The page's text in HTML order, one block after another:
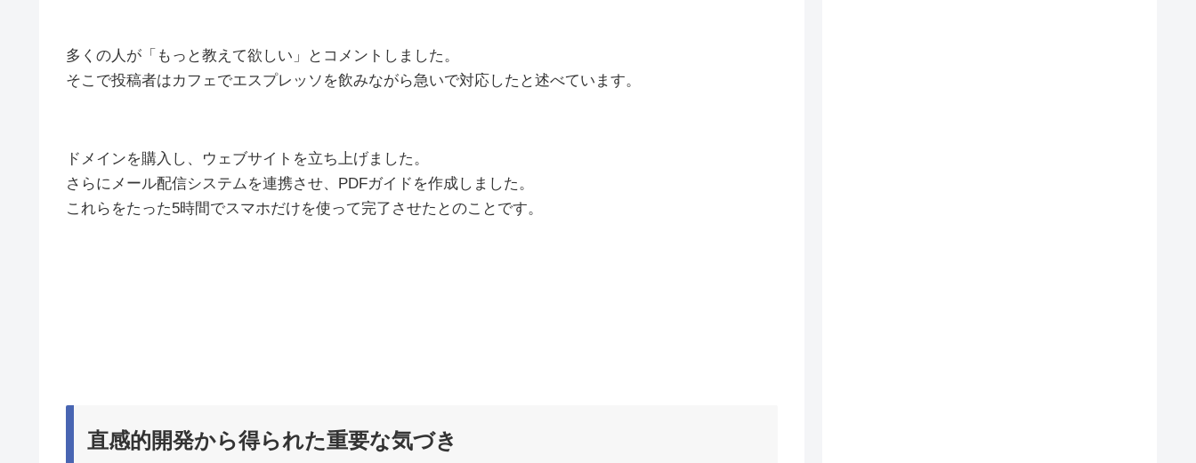
多くの人が「もっと教えて欲しい」とコメントしました。
そこで投稿者はカフェでエスプレッソを飲みながら急いで対応したと述べています。
ドメインを購入し、ウェブサイトを立ち上げました。
さらにメール配信システムを連携させ、PDFガイドを作成しました。
これらをたった5時間でスマホだけを使って完了させたとのことです。
直感的開発から得られた重要な気づき